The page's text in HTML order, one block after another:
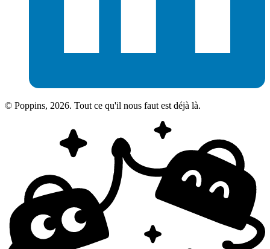
© Poppins, 2026. Tout ce qu'il nous faut est déjà là.